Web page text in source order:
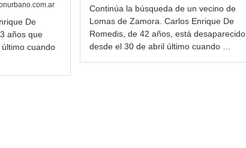
De
años que
cuando
Continúa la búsqueda de un vecino de
Lomas de Zamora. Carlos Enrique De
Romedis, de 42 años, está desaparecido
desde el 30 de abril último cuando …